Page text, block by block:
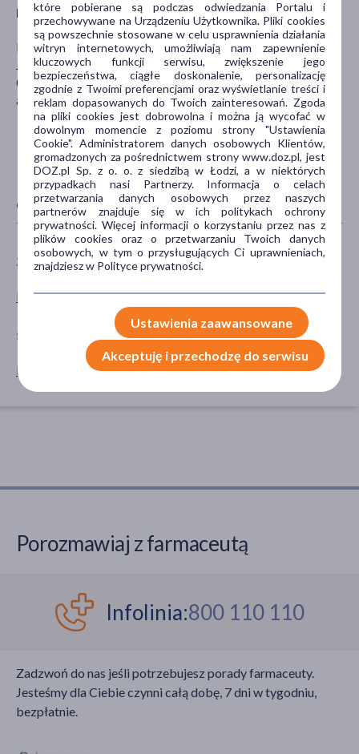
Dystrybutor
Hurtownia Zoologiczna ARA Sp. z o.o.
Jutrzenki 83B
02-230 Warszawa
ara@ara.waw.pl
CECHY PRODUKTU
ZWIERZĘTA
Pies
TYP PRODUKTU
Produkt dla zwierząt
SPECYFIKA
Dla zwierząt
AKCESORIA
zabawka
Porozmawiaj z farmaceutą
Infolinia:800 110 110
Zadzwoń do nas jeśli potrzebujesz porady farmaceuty.
Jesteśmy dla Ciebie czynni całą dobę, 7 dni w tygodniu,
bezpłatnie.
które pobierane są podczas odwiedzania Portalu i
przechowywane na Urządzeniu Użytkownika. Pliki cookies
są powszechnie stosowane w celu usprawnienia działania
witryn internetowych, umożliwiają nam zapewnienie
kluczowych funkcji serwisu, zwiększenie jego
bezpieczeństwa, ciągłe doskonalenie, personalizację
zgodnie z Twoimi preferencjami oraz wyświetlanie treści i
reklam dopasowanych do Twoich zainteresowań. Zgoda
na pliki cookies jest dobrowolna i można ją wycofać w
dowolnym momencie z poziomu strony "Ustawienia
Cookie". Administratorem danych osobowych Klientów,
gromadzonych za pośrednictwem strony www.doz.pl, jest
DOZ.pl Sp. z o. o. z siedzibą w Łodzi, a w niektórych
przypadkach nasi Partnerzy. Informacja o celach
przetwarzania danych osobowych przez naszych
partnerów znajduje się w ich politykach ochrony
prywatności. Więcej informacji o korzystaniu przez nas z
plików cookies oraz o przetwarzaniu Twoich danych
osobowych, w tym o przysługujących Ci uprawnieniach,
znajdziesz w Polityce prywatności.
Ustawienia zaawansowane
Akceptuję i przechodzę do serwisu